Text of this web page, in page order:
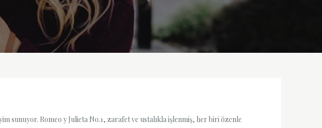
sunuyor. Romeo y Julieta No.1, zarafet ve ustalıkla işlenmiş, her biri özenle